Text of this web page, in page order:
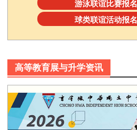
游泳联谊比赛报名
球类联谊活动报名
高等教育展与升学资讯